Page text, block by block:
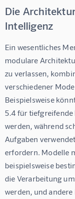
Die
Intelligenz
Ein wesentliches
modulare
zu verlassen,
verschiedener
Beispielsweise
5.4 für tiefgreifende
werden, während
Aufgaben
erfordern. Modelle
beispielsweise
die Verarbeitung
werden, und